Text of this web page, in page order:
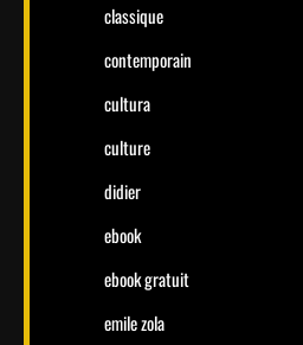
classique
contemporain
cultura
culture
didier
ebook
ebook gratuit
emile zola